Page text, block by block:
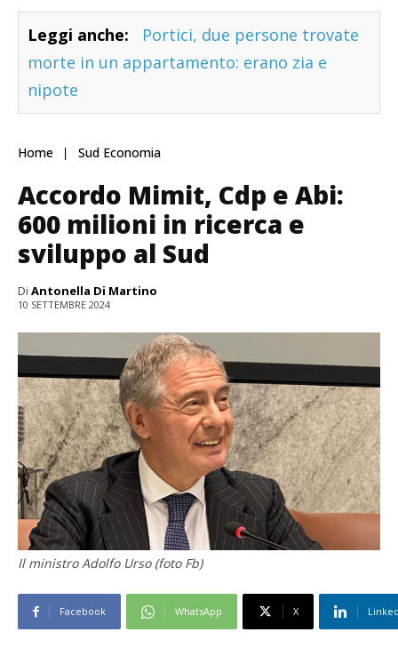
Leggi anche:
Portici, due persone trovate
morte in un appartamento: erano zia e
nipote
Home Sud Economia
Accordo Mimit, Cdp e Abi:
600 milioni in ricerca e
sviluppo al Sud
Di Antonella Di Martino
10 SETTEMBRE 2024
Il ministro Adolfo Urso (foto Fb)
Facebook WhatsApp X